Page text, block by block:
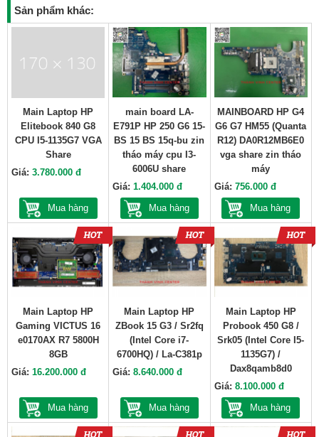
Sản phẩm khác:
Main Laptop HP
Elitebook 840 G8
CPU I5-1135G7 VGA
Share
Giá: 3.780.000 đ
Mua hàng
main board LA-
E791P HP 250 G6 15-
BS 15 BS 15q-bu zin
tháo máy cpu I3-
6006U share
Giá:1.404.000 đ
Mua hàng
MAINBOARD HP G4
G6 G7 HM55 (Quanta
R12) DA0R12MB6E0
vga share zin tháo
máy
Giá: 756.000 đ
Mua hàng
Main Laptop HP
Gaming VICTUS 16
e0170AX R7 5800H
8GB
Giá: 16.200.000 đ
Mua hàng
Main Laptop HP
ZBook 15 G3 / Sr2fq
(Intel Core i7-
6700HQ) / La-C381p
Giá:8.640.000 đ
Mua hàng
Main Laptop HP
Probook 450 G8 /
Srk05 (Intel Core I5-
1135G7) /
Dax8qamb8d0
Giá: 8.100.000 đ
Mua hàng